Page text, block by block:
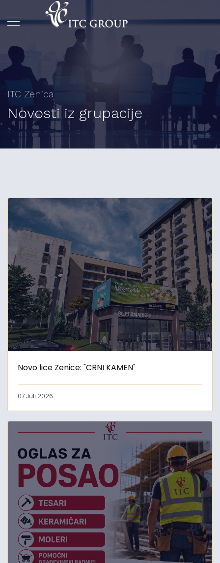
ITC Zenica
Novosti iz grupacije
Novo lice Zenice: "CRNI KAMEN"
07 Juli 2026